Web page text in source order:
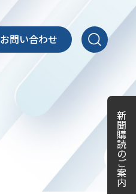
お問い合わせ
新
聞
購
読
の
ご
案
内